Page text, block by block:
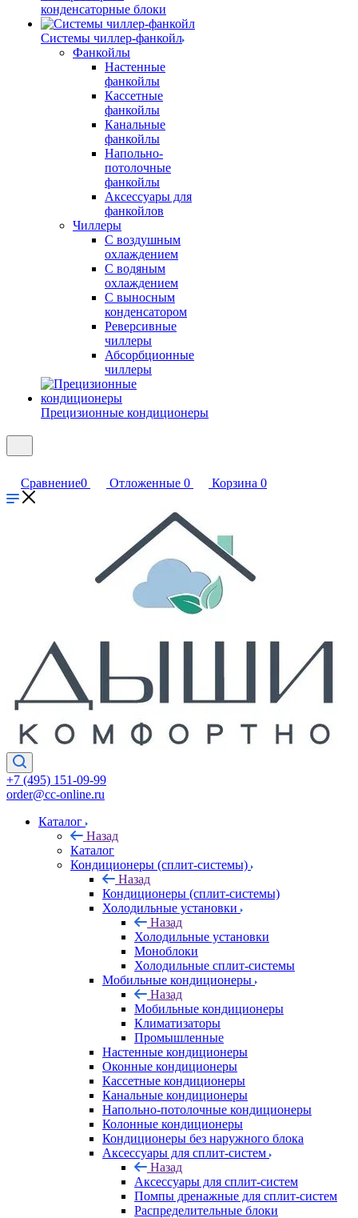
конденсаторные блоки
Системы чиллер-фанкойл
Фанкойлы
Настенные
фанкойлы
Кассетные
фанкойлы
Канальные
фанкойлы
Напольно-
потолочные
фанкойлы
Аксессуары для
фанкойлов
Чиллеры
С воздушным
охлаждением
С водяным
охлаждением
С выносным
конденсатором
Реверсивные
чиллеры
Абсорбционные
чиллеры
Прецизионные кондиционеры
Сравнение0 Отложенные 0 Корзина 0
+7 (495) 151-09-99
order@cc-online.ru
Каталог
Назад
Каталог
Кондиционеры (сплит-системы)
Назад
Кондиционеры (сплит-системы)
Холодильные установки
Назад
Холодильные установки
Моноблоки
Холодильные сплит-системы
Мобильные кондиционеры
Назад
Мобильные кондиционеры
Климатизаторы
Промышленные
Настенные кондиционеры
Оконные кондиционеры
Кассетные кондиционеры
Канальные кондиционеры
Напольно-потолочные кондиционеры
Колонные кондиционеры
Кондиционеры без наружного блока
Аксессуары для сплит-систем
Назад
Аксессуары для сплит-систем
Помпы дренажные для сплит-систем
Распределительные блоки